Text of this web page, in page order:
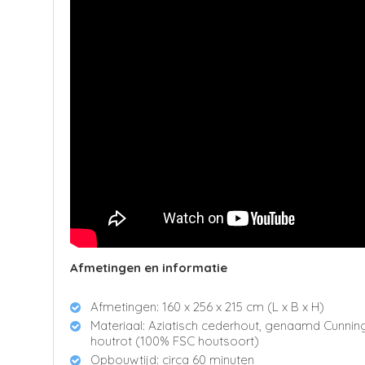
Afmetingen en informatie
Afmetingen: 160 x 256 x 215 cm (L x B x H)
Materiaal: Aziatisch cederhout, genaamd
houtrot (100% FSC houtsoort)
Opbouwtijd: circa 60 minuten